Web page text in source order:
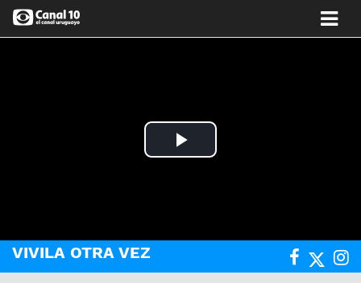
Play
VIVILA OTRA VEZ